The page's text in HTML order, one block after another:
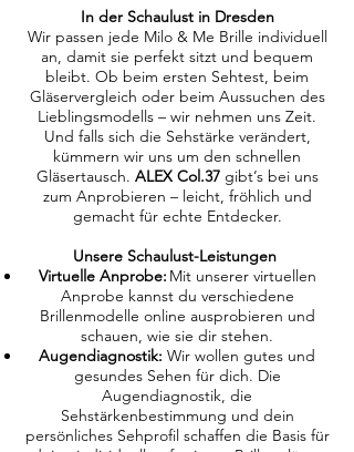
In der Schaulust in Dresden
Wir passen jede Milo & Me Brille individuell
an, damit sie perfekt sitzt und bequem
bleibt. Ob beim ersten Sehtest, beim
Gläservergleich oder beim Aussuchen des
Lieblingsmodells – wir nehmen uns Zeit.
Und falls sich die Sehstärke verändert,
kümmern wir uns um den schnellen
Gläsertausch. ALEX Col.37gibt’s bei uns
zum Anprobieren – leicht, fröhlich und
gemacht für echte Entdecker.
Unsere Schaulust-Leistungen
Virtuelle Anprobe: Mit unserer virtuellen
Anprobe kannst du verschiedene
Brillenmodelle online ausprobieren und
schauen, wie sie dir stehen.
Augendiagnostik: Wir wollen gutes und
gesundes Sehen für dich. Die
Augendiagnostik, die
Sehstärkenbestimmung und dein
persönliches Sehprofil schaffen die Basis für